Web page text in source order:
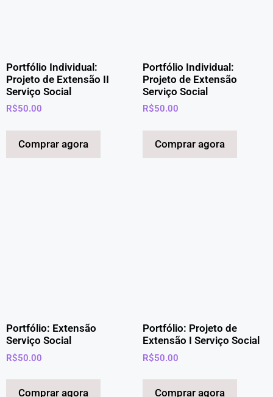
Portfólio Individual:
Projeto de Extensão II
Serviço Social
R$50.00
Comprar agora
Portfólio Individual:
Projeto de Extensão
Serviço Social
R$50.00
Comprar agora
Portfólio: Extensão
Serviço Social
R$50.00
Comprar agora
Portfólio: Projeto de
Extensão I Serviço Social
R$50.00
Comprar agora